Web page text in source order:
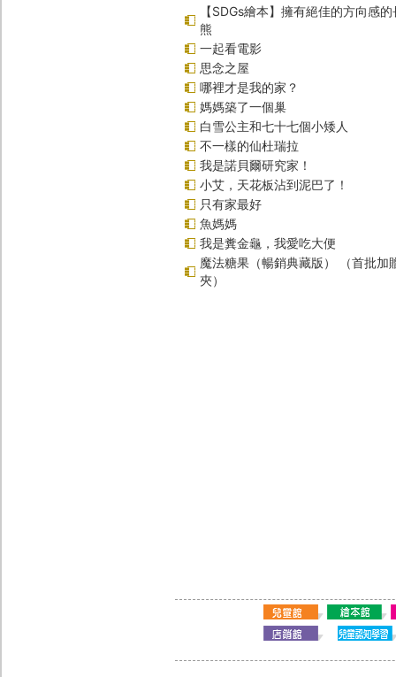
【SDGs繪本】擁有絕佳的方向感
熊
一起看電影
思念之屋
哪裡才是我的家？
媽媽築了一個巢
白雪公主和七十七個小矮人
不一樣的仙杜瑞拉
我是諾貝爾研究家！
小艾，天花板沾到泥巴了！
只有家最好
魚媽媽
我是糞金龜，我愛吃大便
魔法糖果（暢銷典藏版） （首批加
夾）